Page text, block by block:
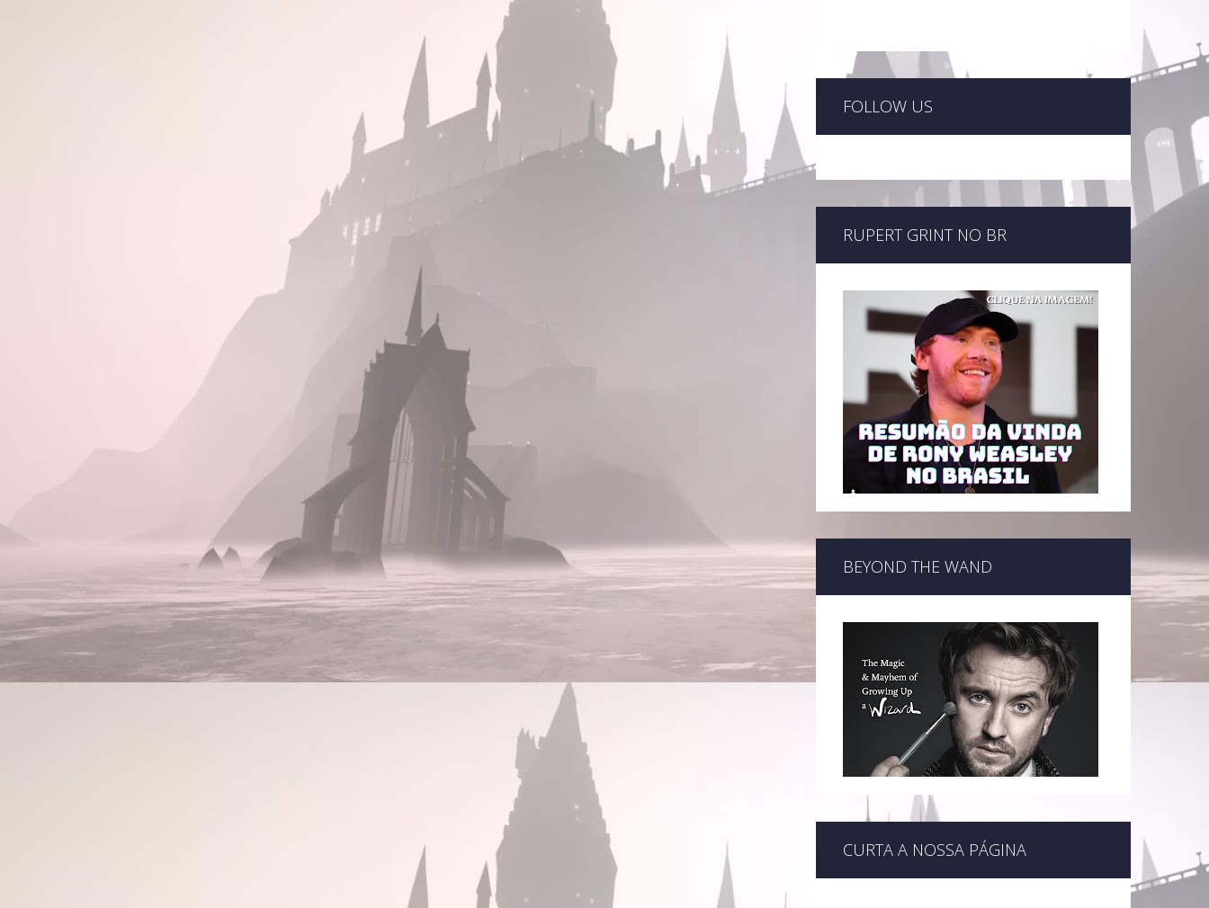
FOLLOW US
RUPERT GRINT NO BR
BEYOND THE WAND
CURTA A NOSSA PÁGINA